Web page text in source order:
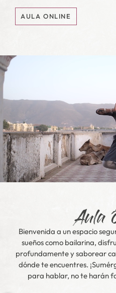
AULA ONLINE
Aula
Bienvenida a un espacio
sueños como bailarina,
profundamente y saborear
dónde te encuentres.
para hablar, no te harán